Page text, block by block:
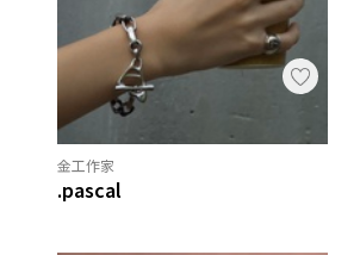
金工作家
.pascal